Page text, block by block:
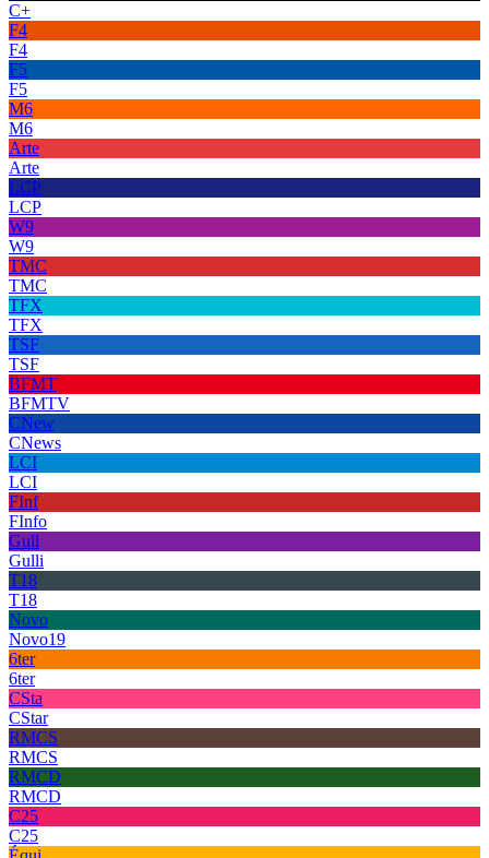
C+
F4
F4
F5
F5
M6
M6
Arte
Arte
LCP
LCP
W9
W9
TMC
TMC
TFX
TFX
TSF
TSF
BFMT
BFMTV
CNew
CNews
LCI
LCI
FInf
FInfo
Gull
Gulli
T18
T18
Novo
Novo19
6ter
6ter
CSta
CStar
RMCS
RMCS
RMCD
RMCD
C25
C25